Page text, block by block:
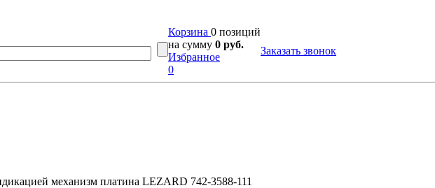
Корзина 0 позиций
на сумму 0 руб.
Избранное
0
Заказать звонок
механизм платина LEZARD 742-3588-111